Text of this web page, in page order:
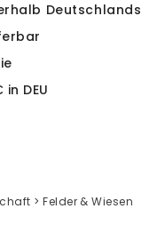
Deutschlands
DEU
> Felder & Wiesen